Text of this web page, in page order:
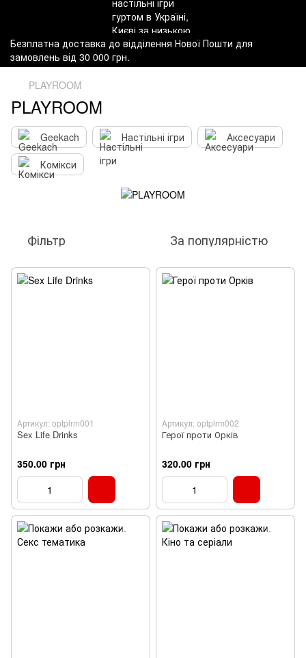
Безплатна доставка до відділення Нової Пошти для
замовлень від 30 000 грн.
PLAYROOM
PLAYROOM
Geekach Настільні ігри
Аксесуари
Комікси
Фільтр За популярністю
Артикул: optplrm001
Sex Life Drinks
350.00 грн
Артикул: optplrm002
Герої проти Орків
320.00 грн